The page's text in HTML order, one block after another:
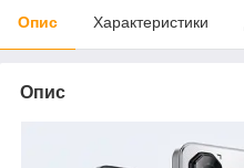
Опис Характеристики
Опис